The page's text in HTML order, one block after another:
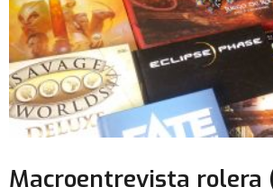
Macroentrevista rolera